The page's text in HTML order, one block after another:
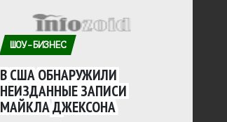
ШОУ-БИЗНЕС
В США ОБНАРУЖИЛИ
НЕИЗДАННЫЕ ЗАПИСИ
МАЙКЛА ДЖЕКСОНА